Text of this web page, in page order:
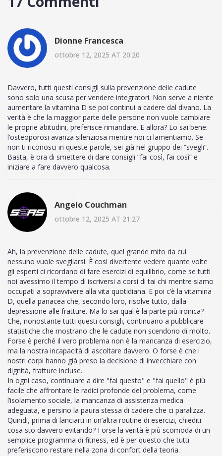
Dionne Francesca
ottobre 12, 2025 AT 20:20
Davvero, tutti questi consigli sulla prevenzione delle cadute
sono solo una scusa per vendere integratori. Non serve a niente
aumentare la vitamina D se poi continui a cadere dal divano. La
verità è che la maggior parte delle persone non vuole cambiare
le proprie abitudini, preferisce rimandare. E allora? Lo sai bene:
l’osteoporosi avanza silenziosa mentre noi ci lamentiamo. Se
non ti riconosci in queste parole, sei già nel gruppo dei “svegli”.
Basta, è ora di smettere di dare consigli “fai così, fai così” e
iniziare a fare davvero qualcosa.
Angelo Couchman
ottobre 12, 2025 AT 21:27
Ah, la prevenzione delle cadute, quel grande mito da cui
nessuno vuole svegliarsi. È così divertente vedere quante volte
gli esperti ci ricordano di fare esercizi di equilibrio, come se tutti
noi avessimo il tempo di iscriversi a corsi di tai chi mentre siamo
occupati a sopravvivere alla vita quotidiana. E poi c’è la vitamina
D, quella panacea che, secondo loro, risolve tutto, dalla
depressione alle fratture. Ma lo sai qual è la parte più ironica?
Che, nonostante tutti questi consigli, continuano a pubblicare
statistiche che mostrano che le cadute non scendono di molto.
Forse è perché il vero problema non è la mancanza di esercizio,
ma la nostra incapacità di ascoltare davvero. O forse è che i
nostri corpi hanno già preso la decisione di invecchiare con
dignità, fratture incluse.
In ogni caso, continuare a dire "fai questo" e "fai quello" è più
facile che affrontare le radici profonde del problema, come
l’isolamento sociale, la mancanza di assistenza medica
adeguata, e persino la paura stessa di cadere che ci paralizza.
Quindi, prima di lanciarti in un’altra routine di esercizi, chiediti:
cosa sto davvero evitando? Forse la verità è più scomoda di un
semplice programma di fitness, ed è per questo che tutti
preferiscono restare nella zona di confort della teoria.